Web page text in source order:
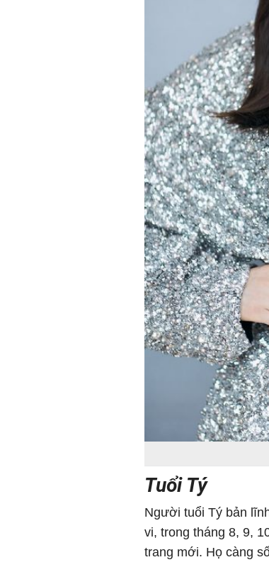
Tuổi Tý
Người tuổi Tý bản
vi, trong tháng 8, 9,
trang mới. Họ càng